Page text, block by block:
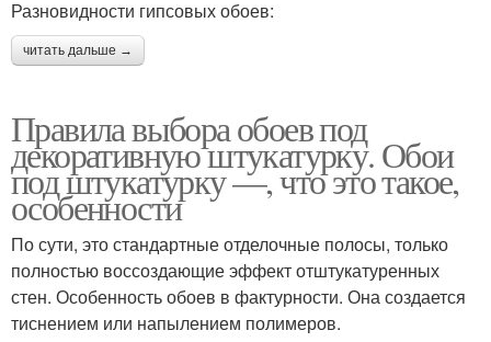
Разновидности гипсовых обоев:
читать дальше →
Правила выбора обоев под
декоративную штукатурку. Обои
под штукатурку —, что это такое,
особенности
По сути, это стандартные отделочные полосы, только
полностью воссоздающие эффект отштукатуренных
стен. Особенность обоев в фактурности. Она создается
тиснением или напылением полимеров.